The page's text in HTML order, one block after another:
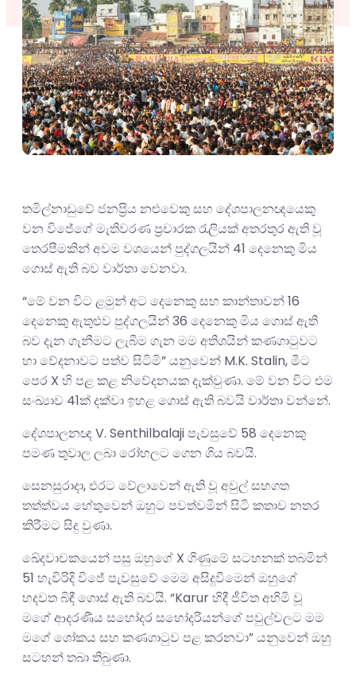
තමිල්නාඩුවේ ජනප්‍රිය නළුවෙකු සහ දේශපාලනඥයෙකු
වන විජේගේ මැතිවරණ ප්‍රචාරක රැලියක් අතරතුර ඇති වූ
තෙරපීමකින් අවම වශයෙන් පුද්ගලයින් 41 දෙනෙකු මිය
ගොස් ඇති බව වාර්තා වෙනවා.
“මේ වන විට ළමුන් අට දෙනෙකු සහ කාන්තාවන් 16
දෙනෙකු ඇතුළුව පුද්ගලයින් 36 දෙනෙකු මිය ගොස් ඇති
බව දැන ගැනීමට ලැබීම ගැන මම අතිශයින් කණගාටුවට
හා වේදනාවට පත්ව සිටිමි” යනුවෙන් M.K. Stalin, මීට
පෙර X හි පළ කළ නිවේදනයක දැක්වුණා. මේ වන විට එම
සංඛ්‍යාව 41ක් දක්වා ඉහළ ගොස් ඇති බවයි වාර්තා වන්නේ.
දේශපාලනඥ V. Senthilbalaji පැවසුවේ 58 දෙනෙකු
පමණ තුවාල ලබා රෝහලට ගෙන ගිය බවයි.
සෙනසුරාදා, එරට වේලාවෙන් ඇති වූ අවුල් සහගත
තත්ත්වය හේතුවෙන් ඔහුට පවත්වමින් සිටි කතාව නතර
කිරීමට සිදු වුණා.
ඛේදවාචකයෙන් පසු ඔහුගේ X ගිණුමේ සටහනක් තබමින්
51 හැවිරිදි විජේ පැවසුවේ මෙම අසිදුවීමෙන් ඔහුගේ
හදවත බිඳී ගොස් ඇති බවයි. “Karur හිදී ජීවිත අහිමි වූ
මගේ ආදරණීය සහෝදර සහෝදරියන්ගේ පවුල්වලට මම
මගේ ශෝකය සහ කණගාටුව පළ කරනවා” යනුවෙන් ඔහු
සටහන් තබා තිබුණා.